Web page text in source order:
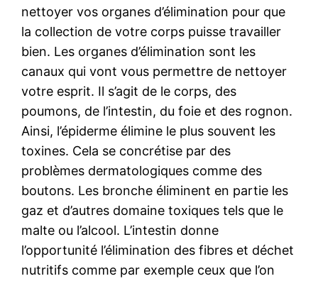
nettoyer vos organes d’élimination pour que
la collection de votre corps puisse travailler
bien. Les organes d’élimination sont les
canaux qui vont vous permettre de nettoyer
votre esprit. Il s’agit de le corps, des
poumons, de l’intestin, du foie et des rognon.
Ainsi, l’épiderme élimine le plus souvent les
toxines. Cela se concrétise par des
problèmes dermatologiques comme des
boutons. Les bronche éliminent en partie les
gaz et d’autres domaine toxiques tels que le
malte ou l’alcool. L’intestin donne
l’opportunité l’élimination des fibres et déchet
nutritifs comme par exemple ceux que l’on